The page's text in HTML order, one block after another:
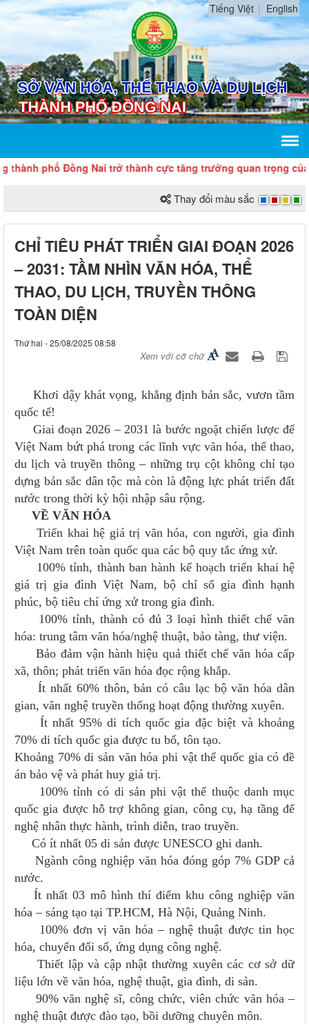
Tiếng Việt English
phố Đồng Nai trở thành cực tăng trưởng quan trọng của
Thay đổi màu sắc
CHỈ TIÊU PHÁT TRIỂN GIAI ĐOẠN 2026
– 2031: TẦM NHÌN VĂN HÓA, THỂ
THAO, DU LỊCH, TRUYỀN THÔNG
TOÀN DIỆN
Thứ hai - 25/08/2025 08:58
Xem với cỡ chữ
Khơi dậy khát vọng, khẳng định bản sắc, vươn tầm
quốc tế!
Giai đoạn 2026 – 2031 là bước ngoặt chiến lược để
Việt Nam bứt phá trong các lĩnh vực văn hóa, thể thao,
du lịch và truyền thông – những trụ cột không chỉ tạo
dựng bản sắc dân tộc mà còn là động lực phát triển đất
nước trong thời kỳ hội nhập sâu rộng.
VỀ VĂN HÓA
Triển khai hệ giá trị văn hóa, con người, gia đình
Việt Nam trên toàn quốc qua các bộ quy tắc ứng xử.
100% tỉnh, thành ban hành kế hoạch triển khai hệ
giá trị gia đình Việt Nam, bộ chỉ số gia đình hạnh
phúc, bộ tiêu chí ứng xử trong gia đình.
100% tỉnh, thành có đủ 3 loại hình thiết chế văn
hóa: trung tâm văn hóa/nghệ thuật, bảo tàng, thư viện.
Bảo đảm vận hành hiệu quả thiết chế văn hóa cấp
xã, thôn; phát triển văn hóa đọc rộng khắp.
Ít nhất 60% thôn, bản có câu lạc bộ văn hóa dân
gian, văn nghệ truyền thống hoạt động thường xuyên.
Ít nhất 95% di tích quốc gia đặc biệt và khoảng
70% di tích quốc gia được tu bổ, tôn tạo.
Khoảng 70% di sản văn hóa phi vật thể quốc gia có đề
án bảo vệ và phát huy giá trị.
100% tỉnh có di sản phi vật thể thuộc danh mục
quốc gia được hỗ trợ không gian, công cụ, hạ tầng để
nghệ nhân thực hành, trình diễn, trao truyền.
Có ít nhất 05 di sản được UNESCO ghi danh.
Ngành công nghiệp văn hóa đóng góp 7% GDP cả
nước.
Ít nhất 03 mô hình thí điểm khu công nghiệp văn
hóa – sáng tạo tại TP.HCM, Hà Nội, Quảng Ninh.
100% đơn vị văn hóa – nghệ thuật được tin học
hóa, chuyển đổi số, ứng dụng công nghệ.
Thiết lập và cập nhật thường xuyên các cơ sở dữ
liệu lớn về văn hóa, nghệ thuật, gia đình, di sản.
90% văn nghệ sĩ, công chức, viên chức văn hóa –
nghệ thuật được đào tạo, bồi dưỡng chuyên môn.